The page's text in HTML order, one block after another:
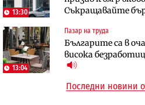
13:30
Съкращавайте
13:04
Пазар на труда
Българите са в
висока
откажат напълно
Компании
„Ендуросат“ ще
космически и
център в
10:12
Енергетика
Държавният ТЕЦ
изток 2“ работи с
Последни новини